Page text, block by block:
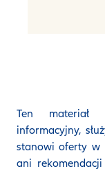
Ten materiał
informacyjny,
stanowi oferty w
ani